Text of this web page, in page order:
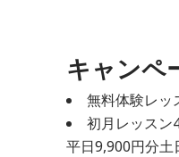
キャンペ
無料体験レ
初月レッスン
平日9,900円分